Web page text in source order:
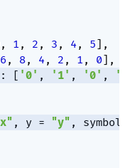
, 1 , 2 , 3 , 4, 5] ,
, 8, 4, 2 , 1 , 0] ,
: [ '0' , '1' , '0' ,
, y = "y" , symbol